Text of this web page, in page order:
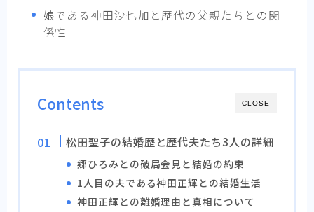
娘である神田沙也加と歴代の父親たちとの関
係性
CLOSE
Contents
松田聖子の結婚歴と歴代夫たち3人の詳細
郷ひろみとの破局会見と結婚の約束
1人目の夫である神田正輝との結婚生活
神田正輝との離婚理由と真相について